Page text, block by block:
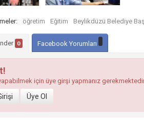
öğretim Eğitim Beylikdüzü Belediye
0 Facebook Yorumları
için üye girşi yapmanız
Üye Ol